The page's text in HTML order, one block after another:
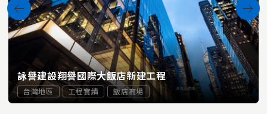
詠譽建設翔譽國際大飯店新建工程
台灣地區 工程實績 飯店商場